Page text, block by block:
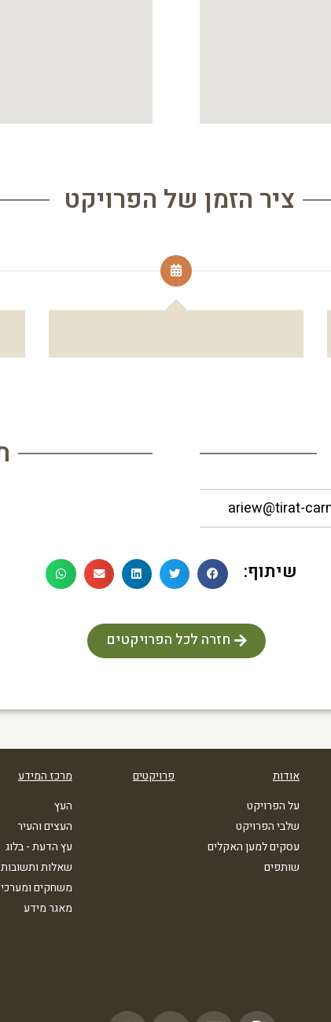
ציר הזמן של הפרויקט
שיתוף:
חזרה לכל הפרויקטים
אודות
על הפרויקט
שלבי הפרויקט
עסקים למען האקלים
שותפים
פרויקטים
מרכז המידע
העץ
העצים והעיר
עץ הדעת - בלוג
שאלות ותשובות
משחקים
מאגר מידע